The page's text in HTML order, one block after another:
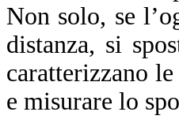
Non solo, se
distanza, si
caratterizzano
e misurare lo